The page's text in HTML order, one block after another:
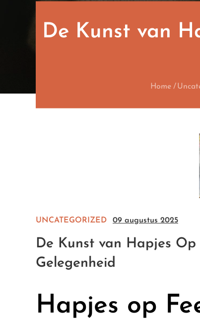
De Kunst van
Home
UNCATEGORIZED 09 augustus 2025
De Kunst van Hapjes Op
Gelegenheid
Hapjes op